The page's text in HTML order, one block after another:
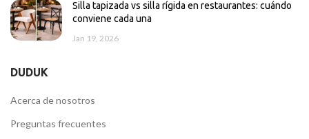
Silla tapizada vs silla rígida en restaurantes: cuándo
conviene cada una
Jan 19, 2026
DUDUK
Acerca de nosotros
Preguntas frecuentes